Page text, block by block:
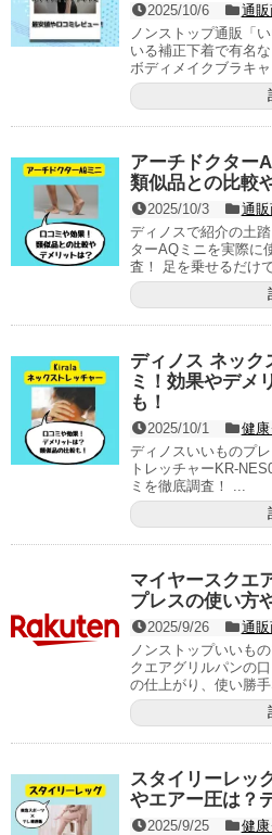
2025/10/6
通
ノンストップ通販「
いる補正下着で有名
ボディメイクブラキャ
アーチドクター
類似品との比較
2025/10/3
通
ディノスで紹介の土
ターAQミニを実際に
査！ 足を乗せるだけ
ディノス ネック
ミ！効果やデメ
も！
2025/10/1
健
ディノスいいものプ
トレッチャーKR-
ミを徹底調査！ ...
マイヤースクエ
プレスの使い方
2025/9/26
通
ノンストップいいも
クエアグリルパンの
の仕上がり、使い勝手
スタイリーレッ
やエアー圧は？
2025/9/25
健